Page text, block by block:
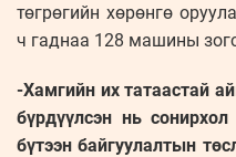
төгрөгийн хөрөнгө
ч гаднаа 128 машины
-Хамгийн их татаастай
бүрдүүлсэн нь
бүтээн байгуулалтын